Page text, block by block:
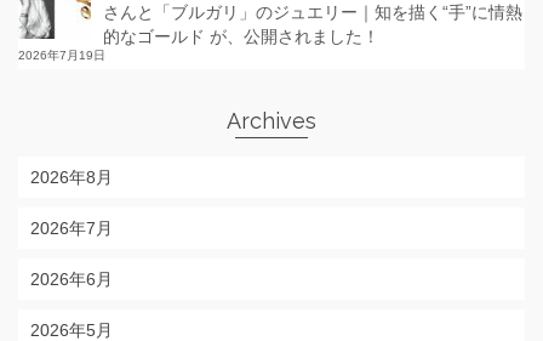
さんと「ブルガリ」のジュエリー｜知を描く“手”に情熱
的なゴールド が、公開されました！
2026年7月19日
Archives
2026年8月
2026年7月
2026年6月
2026年5月